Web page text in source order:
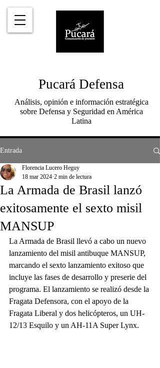
Pucará Defensa
Análisis, opinión e información estratégica
sobre Defensa y Seguridad en América
Latina
Entrada
La Armada de Brasil lanzó
exitosamente el sexto misil
MANSUP
Florencia Lucero Heguy
18 mar 2024 2 min de lectura
La Armada de Brasil llevó a cabo un nuevo
lanzamiento del misil antibuque MANSUP,
marcando el sexto lanzamiento exitoso que
incluye las fases de desarrollo y preserie del
programa. El lanzamiento se realizó desde la
Fragata Defensora, con el apoyo de la
Fragata Liberal y dos helicópteros, un UH-
12/13 Esquilo y un AH-11A Super Lynx.